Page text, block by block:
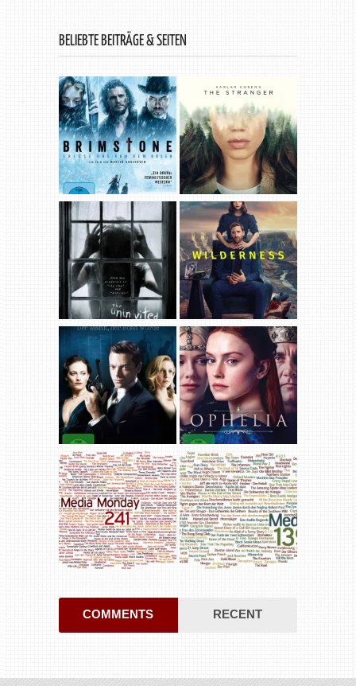
BELIEBTE BEITRÄGE & SEITEN
COMMENTS RECENT